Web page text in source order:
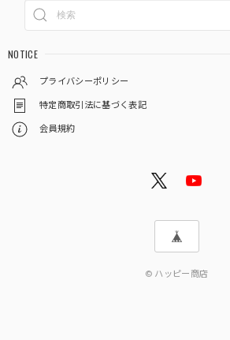
NOTICE
プライバシーポリシー
特定商取引法に基づく表記
会員規約
© ハッピー商店